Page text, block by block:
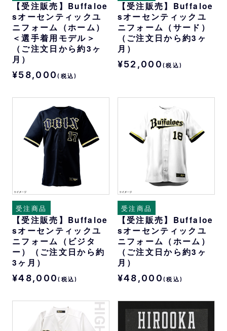
【受注販売】Buffaloe
sオーセンティックユ
ニフォーム（ホーム）
＜選手着用モデル＞
（ご注文日から約3ヶ
月）
¥58,000(税込)
【受注販売】Buffaloe
sオーセンティックユ
ニフォーム（サード）
（ご注文日から約3ヶ
月）
¥52,000(税込)
受注商品
【受注販売】Buffaloe
sオーセンティックユ
ニフォーム（ビジタ
ー）（ご注文日から約
3ヶ月）
¥48,000(税込)
受注商品
【受注販売】Buffaloe
sオーセンティックユ
ニフォーム（ホーム）
（ご注文日から約3ヶ
月）
¥48,000(税込)